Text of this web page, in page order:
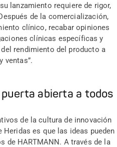
lanzamiento requiere de rigor,
de la comercialización,
clínico, recabar opiniones
clínicas específicas y
rendimiento del producto a
ventas”.
abierta a todos
de la cultura de innovación
es que las ideas pueden
de HARTMANN. A través de la